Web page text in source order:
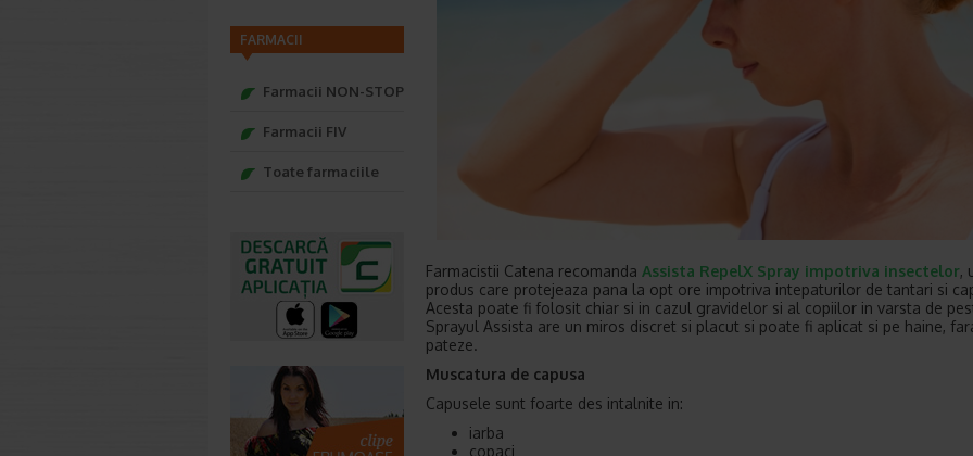
Farmacistii Catena recomanda Assista RepelX Spray impotriva insectelor,
produs care protejeaza pana la opt ore impotriva intepaturilor de tantari si
Acesta poate fi folosit chiar si in cazul gravidelor si al copiilor in varsta de
Sprayul Assista are un miros discret si placut si poate fi aplicat si pe haine,
pateze.
Muscatura de capusa
Capusele sunt foarte des intalnite in:
iarba
copaci
FARMACII
Farmacii NON-STOP
Farmacii FIV
Toate farmaciile